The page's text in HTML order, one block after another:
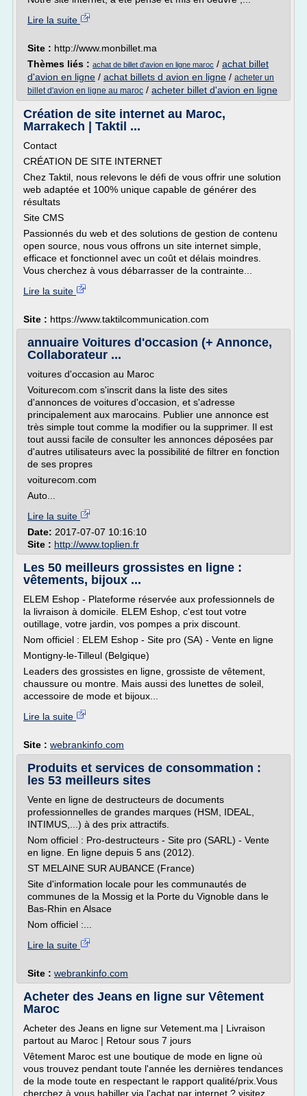
Lire la suite
Site : http://www.monbillet.ma
Thèmes liés : achat de billet d'avion en ligne maroc / achat billet
d'avion en ligne / achat billets d avion en ligne / acheter un
billet d'avion en ligne au maroc / acheter billet d'avion en ligne
Création de site internet au Maroc,
Marrakech | Taktil ...
Contact
CRÉATION DE SITE INTERNET
Chez Taktil, nous relevons le défi de vous offrir une solution
web adaptée et 100% unique capable de générer des
résultats
Site CMS
Passionnés du web et des solutions de gestion de contenu
open source, nous vous offrons un site internet simple,
efficace et fonctionnel avec un coût et délais moindres.
Vous cherchez à vous débarrasser de la contrainte...
Lire la suite
Site : https://www.taktilcommunication.com
annuaire Voitures d'occasion (+ Annonce,
Collaborateur ...
voitures d'occasion au Maroc
Voiturecom.com s'inscrit dans la liste des sites
d'annonces de voitures d'occasion, et s'adresse
principalement aux marocains. Publier une annonce est
très simple tout comme la modifier ou la supprimer. Il est
tout aussi facile de consulter les annonces déposées par
d'autres utilisateurs avec la possibilité de filtrer en fonction
de ses propres
voiturecom.com
Auto...
Lire la suite
Date: 2017-07-07 10:16:10
Site : http://www.toplien.fr
Les 50 meilleurs grossistes en ligne :
vêtements, bijoux ...
ELEM Eshop - Plateforme réservée aux professionnels de
la livraison à domicile. ELEM Eshop, c'est tout votre
outillage, votre jardin, vos pompes a prix discount.
Nom officiel : ELEM Eshop - Site pro (SA) - Vente en ligne
Montigny-le-Tilleul (Belgique)
Leaders des grossistes en ligne, grossiste de vêtement,
chaussure ou montre. Mais aussi des lunettes de soleil,
accessoire de mode et bijoux...
Lire la suite
Site : webrankinfo.com
Produits et services de consommation :
les 53 meilleurs sites
Vente en ligne de destructeurs de documents
professionnelles de grandes marques (HSM, IDEAL,
INTIMUS,...) à des prix attractifs.
Nom officiel : Pro-destructeurs - Site pro (SARL) - Vente
en ligne. En ligne depuis 5 ans (2012).
ST MELAINE SUR AUBANCE (France)
Site d'information locale pour les communautés de
communes de la Mossig et la Porte du Vignoble dans le
Bas-Rhin en Alsace
Nom officiel :...
Lire la suite
Site : webrankinfo.com
Acheter des Jeans en ligne sur Vêtement
Maroc
Acheter des Jeans en ligne sur Vetement.ma | Livraison
partout au Maroc | Retour sous 7 jours
Vêtement Maroc est une boutique de mode en ligne où
vous trouvez pendant toute l'année les dernières tendances
de la mode toute en respectant le rapport qualité/prix.Vous
cherchez à vous habiller via l'achat par internet ? visitez